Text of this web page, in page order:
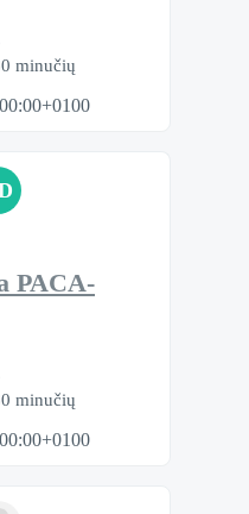
minučių
PACA-
minučių